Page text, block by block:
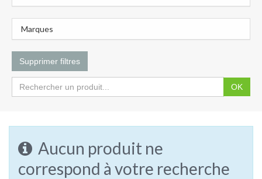
Marques
Supprimer filtres
OK
Aucun produit ne
correspond à votre recherche